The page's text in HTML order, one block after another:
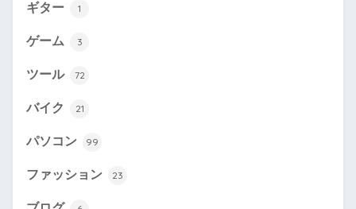
ギター 1
ゲーム 3
ツール 72
バイク 21
パソコン 99
ファッション 23